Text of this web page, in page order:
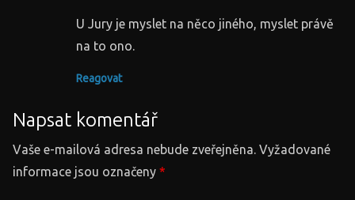
U Jury je myslet na něco jiného, myslet právě
na to ono.
Reagovat
Napsat komentář
Vaše e-mailová adresa nebude zveřejněna. Vyžadované
informace jsou označeny *